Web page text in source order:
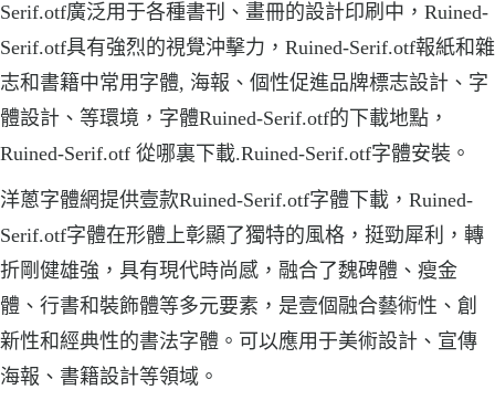
Serif.otf廣泛用于各種書刊、畫冊的設計印刷中，Ruined-
Serif.otf具有強烈的視覺沖擊力，Ruined-Serif.otf報紙和雜
志和書籍中常用字體, 海報、個性促進品牌標志設計、字
體設計、等環境，字體Ruined-Serif.otf的下載地點，
Ruined-Serif.otf 從哪裏下載.Ruined-Serif.otf字體安裝。
洋蔥字體網提供壹款Ruined-Serif.otf字體下載，Ruined-
Serif.otf字體在形體上彰顯了獨特的風格，挺勁犀利，轉
折剛健雄強，具有現代時尚感，融合了魏碑體、瘦金
體、行書和裝飾體等多元要素，是壹個融合藝術性、創
新性和經典性的書法字體。可以應用于美術設計、宣傳
海報、書籍設計等領域。